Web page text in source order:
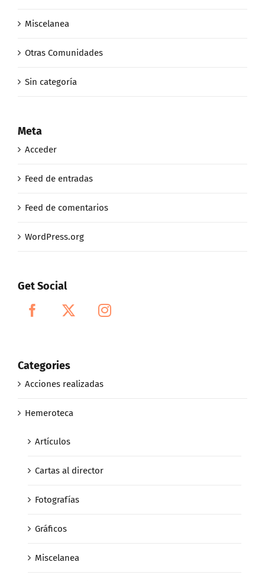
Miscelanea
Otras Comunidades
Sin categoría
Meta
Acceder
Feed de entradas
Feed de comentarios
WordPress.org
Get Social
Categories
Acciones realizadas
Hemeroteca
Artículos
Cartas al director
Fotografías
Gráficos
Miscelanea